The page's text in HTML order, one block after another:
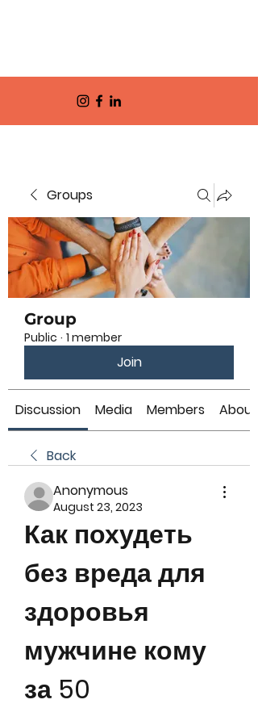
Groups
Group
Public · 1 member
Join
Discussion Media Members About
Back
Anonymous
August 23, 2023
Как похудеть
без вреда для
здоровья
мужчине кому
за 50